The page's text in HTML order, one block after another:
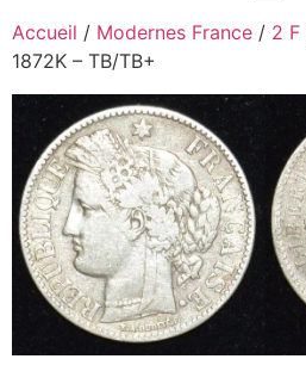
Accueil / Modernes France / 2 F
1872K – TB/TB+